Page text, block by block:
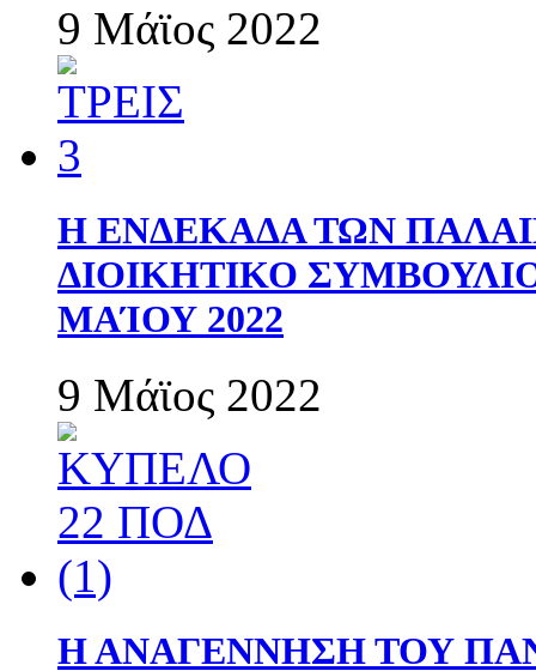
9 Μάϊος 2022
Η ΕΝΔΕΚΑΔΑ ΤΩΝ
ΔΙΟΙΚΗΤΙΚΟ
ΜΑΊΟΥ 2022
9 Μάϊος 2022
Η ΑΝΑΓΕΝΝΗΣΗ ΤΟΥ